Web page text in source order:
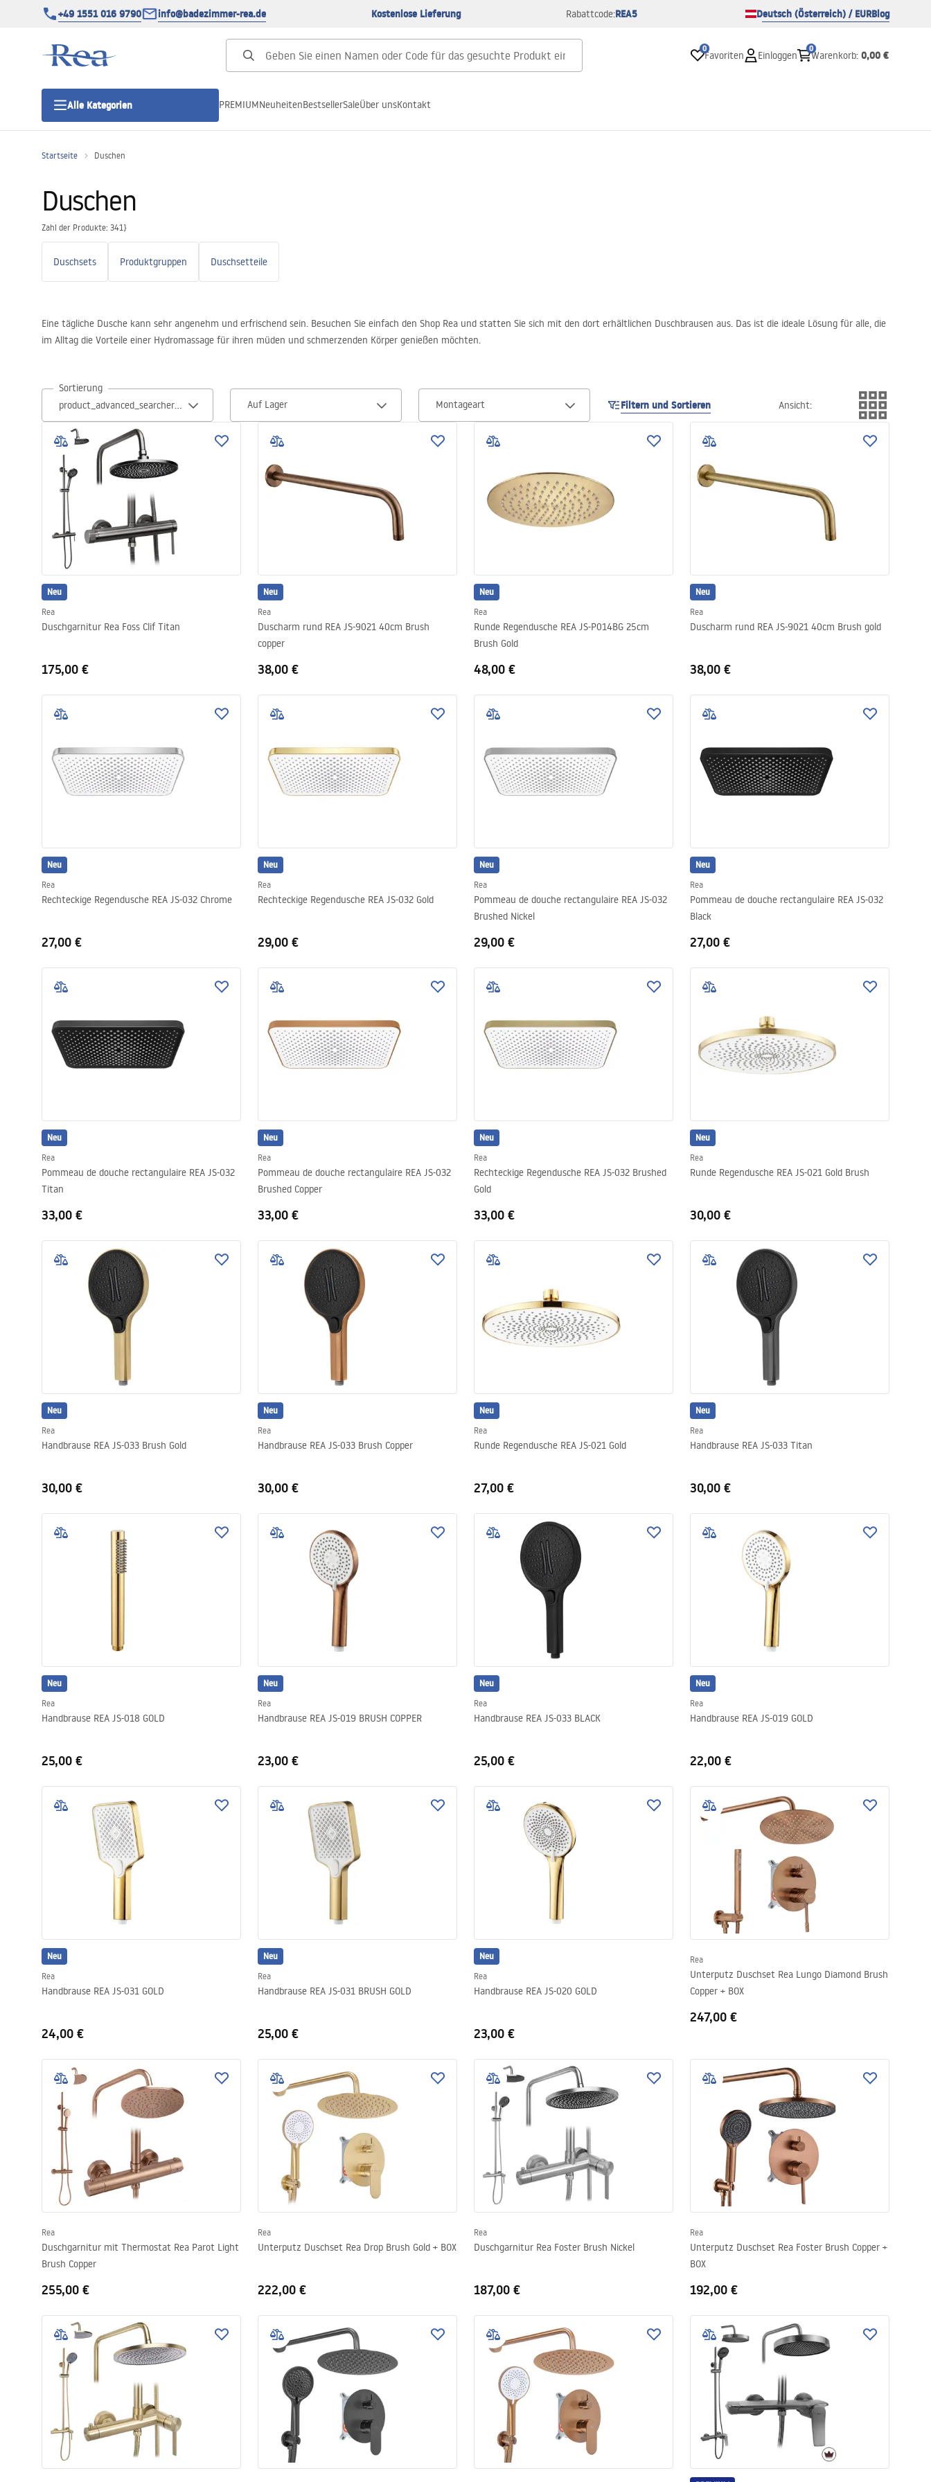
+49 1551 016 9790 info@badezimmer-rea.de Kostenlose Lieferung Rabattcode:REA5 Deutsch (Österreich) / EURBlog
0
Favoriten Einloggen
0
Warenkorb: 0,00 €
Alle Kategorien
Duschtüren
Toiletten
Wannen und
Badewannenaufsätze
Badarmaturen
Kitchen
PREMIUMNeuheitenBestsellerSaleÜber unsKontakt
Startseite Duschen
Duschen
Zahl der Produkte: 341}
Duschsets Produktgruppen Duschsetteile
Eine tägliche Dusche kann sehr angenehm und erfrischend sein. Besuchen Sie einfach den Shop Rea und statten Sie sich mit den dort erhältlichen Duschbrausen aus. Das ist die ideale Lösung für alle, die
im Alltag die Vorteile einer Hydromassage für ihren müden und schmerzenden Körper genießen möchten.
Sortierung
Auf Lager
Montageart Filtern und Sortieren Ansicht:
Neu
Rea
Duschgarnitur Rea Foss Clif Titan
175,00 €
Neu
Rea
Duscharm rund REA JS-9021 40cm Brush
copper
38,00 €
Neu
Rea
Runde Regendusche REA JS-P014BG 25cm
Brush Gold
48,00 €
Neu
Rea
Duscharm rund REA JS-9021 40cm Brush gold
38,00 €
Neu
Rea
Rechteckige Regendusche REA JS-032 Chrome
27,00 €
Neu
Rea
Rechteckige Regendusche REA JS-032 Gold
29,00 €
Neu
Rea
Pommeau de douche rectangulaire REA JS-032
Brushed Nickel
29,00 €
Neu
Rea
Pommeau de douche rectangulaire REA JS-032
Black
27,00 €
Neu
Rea
Pommeau de douche rectangulaire REA JS-032
Titan
33,00 €
Neu
Rea
Pommeau de douche rectangulaire REA JS-032
Brushed Copper
33,00 €
Neu
Rea
Rechteckige Regendusche REA JS-032 Brushed
Gold
33,00 €
Neu
Rea
Runde Regendusche REA JS-021 Gold Brush
30,00 €
Neu
Rea
Handbrause REA JS-033 Brush Gold
30,00 €
Neu
Rea
Handbrause REA JS-033 Brush Copper
30,00 €
Neu
Rea
Runde Regendusche REA JS-021 Gold
27,00 €
Neu
Rea
Handbrause REA JS-033 Titan
30,00 €
Neu
Rea
Handbrause REA JS-018 GOLD
25,00 €
Neu
Rea
Handbrause REA JS-019 BRUSH COPPER
23,00 €
Neu
Rea
Handbrause REA JS-033 BLACK
25,00 €
Neu
Rea
Handbrause REA JS-019 GOLD
22,00 €
Neu
Rea
Handbrause REA JS-031 GOLD
24,00 €
Neu
Rea
Handbrause REA JS-031 BRUSH GOLD
25,00 €
Neu
Rea
Handbrause REA JS-020 GOLD
23,00 €
Rea
Unterputz Duschset Rea Lungo Diamond Brush
Copper + BOX
247,00 €
Rea
Duschgarnitur mit Thermostat Rea Parot Light
Brush Copper
255,00 €
Rea
Unterputz Duschset Rea Drop Brush Gold + BOX
222,00 €
Rea
Duschgarnitur Rea Foster Brush Nickel
187,00 €
Rea
Unterputz Duschset Rea Foster Brush Copper +
BOX
192,00 €